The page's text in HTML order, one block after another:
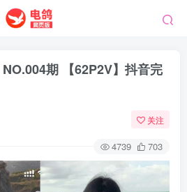
期 【62P2V】抖音完
关注
4739 703